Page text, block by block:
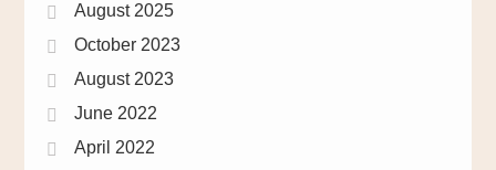
August 2025
October 2023
August 2023
June 2022
April 2022